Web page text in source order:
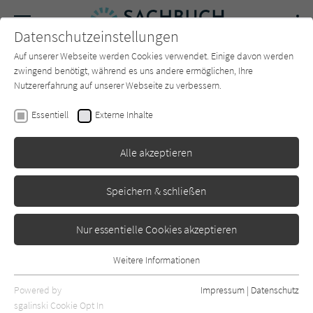
SUCHE Forum Charts Newsletter
Hilke Lorenz
Verschickungskinder
Beltz
Datenschutzeinstellungen
Auf unserer Webseite werden Cookies verwendet. Einige davon werden
zwingend benötigt, während es uns andere ermöglichen, Ihre
Nutzererfahrung auf unserer Webseite zu verbessern.
Essentiell Externe Inhalte
Alle akzeptieren
Speichern & schließen
Nur essentielle Cookies akzeptieren
Essentielle Cookies werden für grundlegende Funktionen der
Webseite benötigt. Dadurch ist gewährleistet, dass die Webseite
Weitere Informationen
Powered by
sgalinski Cookie Opt In
Impressum | Datenschutz